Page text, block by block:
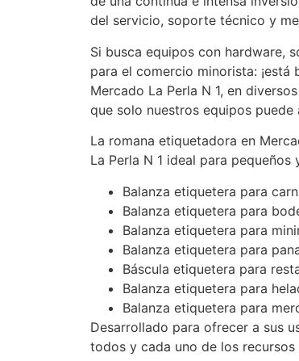
del servicio, soporte técnico y
Si busca equipos con hardware,
para el comercio minorista:
Mercado La Perla N 1, en
que solo nuestros equipos puede
La romana etiquetadora en
La Perla N 1 ideal para
Balanza etiquetera para
Balanza etiquetera para
Balanza etiquetera para
Balanza etiquetera para
Báscula etiquetera para
Balanza etiquetera para
Balanza etiquetera para
Desarrollado para ofrecer a sus
todos y cada uno de los